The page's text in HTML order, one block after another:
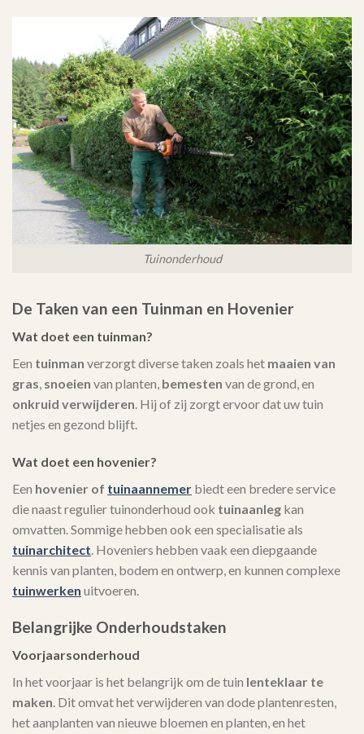
Tuinonderhoud
De Taken van een Tuinman en Hovenier
Wat doet een tuinman?
Een tuinman verzorgt diverse taken zoals het maaien van
gras, snoeien van planten, bemesten van de grond, en
onkruid verwijderen. Hij of zij zorgt ervoor dat uw tuin
netjes en gezond blijft.
Wat doet een hovenier?
Een hovenier of tuinaannemer biedt een bredere service
die naast regulier tuinonderhoud ook tuinaanleg kan
omvatten. Sommige hebben ook een specialisatie als
tuinarchitect. Hoveniers hebben vaak een diepgaande
kennis van planten, bodem en ontwerp, en kunnen complexe
tuinwerken uitvoeren.
Belangrijke Onderhoudstaken
Voorjaarsonderhoud
In het voorjaar is het belangrijk om de tuin lenteklaar te
maken. Dit omvat het verwijderen van dode plantenresten,
het aanplanten van nieuwe bloemen en planten, en het